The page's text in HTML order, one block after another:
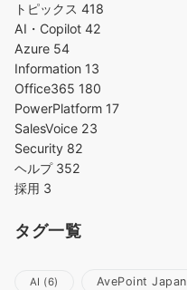
トピックス 418
AI・Copilot 42
Azure 54
Information 13
Office365 180
PowerPlatform 17
SalesVoice 23
Security 82
ヘルプ 352
採用 3
タグ一覧
AI (6) AvePoint Japan